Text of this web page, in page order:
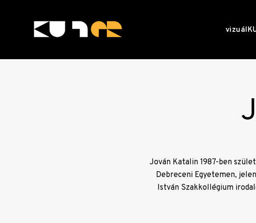
KULTer.hu
Jován Katalin 1987-ben
Debreceni Egyetemen,
István Szakkollégium